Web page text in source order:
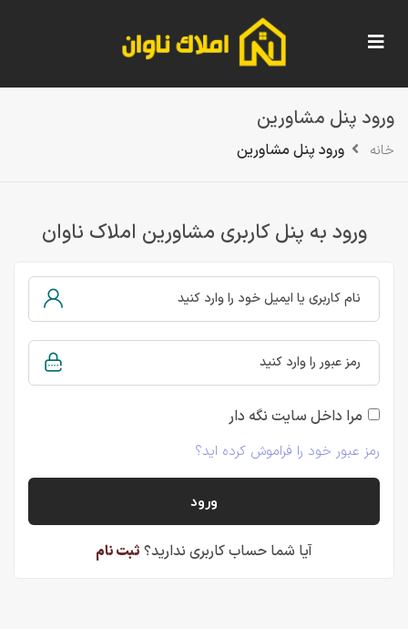
ورود پنل مشاورین
خانه ورود پنل مشاورین
ورود به پنل کاربری مشاورین املاک ناوان
مرا داخل سایت نگه دار
رمز عبور خود را فراموش کرده اید؟
آیا شما حساب کاربری ندارید؟ ثبت نام